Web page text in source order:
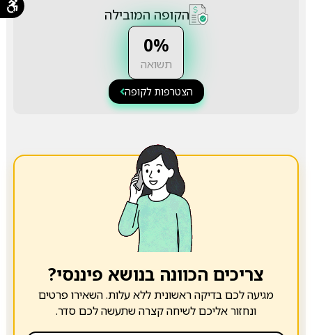
הקופה המובילה
0%
תשואה
הצטרפות לקופה
צריכים הכוונה בנושא פיננסי?
מגיעה לכם בדיקה ראשונית ללא עלות. השאירו פרטים
ונחזור אליכם לשיחה קצרה שתעשה לכם סדר.